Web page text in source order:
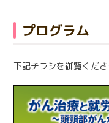
プログラム
下記チラシを御覧くださ